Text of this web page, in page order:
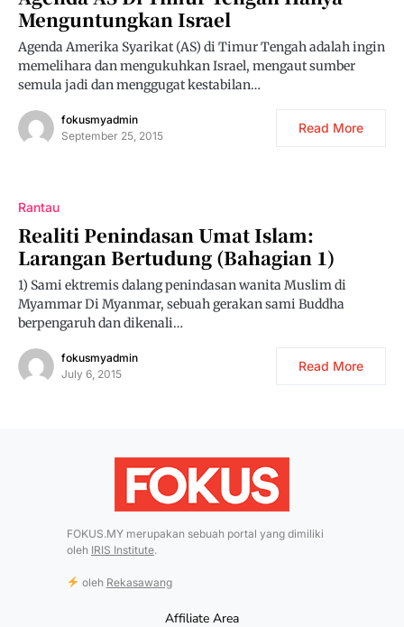
Menguntungkan Israel
Agenda Amerika Syarikat (AS) di Timur Tengah adalah ingin
memelihara dan mengukuhkan Israel, mengaut sumber
semula jadi dan menggugat kestabilan…
fokusmyadmin
September 25, 2015
Read More
Rantau
Realiti Penindasan Umat Islam:
Larangan Bertudung (bahagian 1)
1) Sami ektremis dalang penindasan wanita Muslim di
Myammar Di Myanmar, sebuah gerakan sami Buddha
berpengaruh dan dikenali…
fokusmyadmin
July 6, 2015
Read More
FOKUS.MY merupakan sebuah portal yang dimiliki
oleh IRIS Institute.
oleh Rekasawang
Affiliate Area